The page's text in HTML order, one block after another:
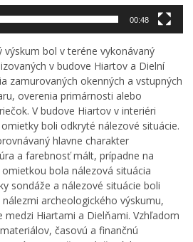
00:48
bol v teréne vykonávaný
v budove Hiartov a Dielní
zamurovaných okenných a vstupných
overenia primárnosti alebo
V budove Hiartov v interiéri
boli odkryté nálezové situácie.
hlavne charakter
a farebnosť mált, prípadne na
bola nálezová situácia
sondáže a nálezové situácie boli
archeologického výskumu,
medzi Hiartami a Dielňami. Vzhľadom
časovú a finančnú